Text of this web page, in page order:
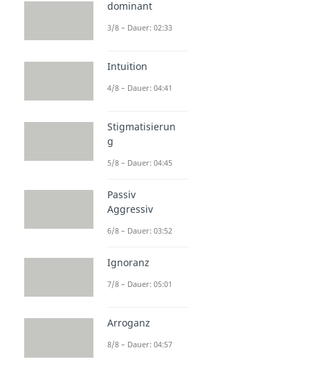
dominant
3/8 – Dauer: 02:33
Intuition
4/8 – Dauer: 04:41
Stigmatisierun
g
5/8 – Dauer: 04:45
Passiv
Aggressiv
6/8 – Dauer: 03:52
Ignoranz
7/8 – Dauer: 05:01
Arroganz
8/8 – Dauer: 04:57